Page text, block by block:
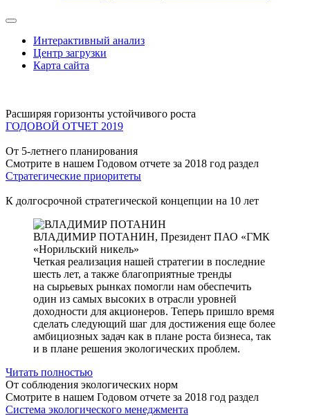
Интерактивный анализ
Центр загрузки
Карта сайта
Расширяя горизонты устойчивого роста
ГОДОВОЙ ОТЧЕТ 2019
От 5-летнего планирования
Смотрите в нашем Годовом отчете за 2018 год раздел
Стратегические приоритеты
К долгосрочной стратегической концепции на 10 лет
ВЛАДИМИР ПОТАНИН, Президент ПАО «ГМК
«Норильский никель»
Четкая реализация нашей стратегии в последние
шесть лет, а также благоприятные тренды
на сырьевых рынках помогли нам обеспечить
один из самых высоких в отрасли уровней
доходности для акционеров. Теперь пришло время
сделать следующий шаг для достижения еще более
амбициозных задач как в плане роста бизнеса, так
и в плане решения экологических проблем.
Читать полностью
От соблюдения экологических норм
Смотрите в нашем Годовом отчете за 2018 год раздел
Система экологического менеджмента